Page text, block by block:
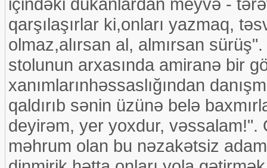
qarşılaşırlar ki,onları yazmaq,
olmaz,alırsan al, almırsan
stolunun arxasında amiranə bir
xanımlarınhəssaslığından
qaldırıb sənin üzünə belə
deyirəm, yer yoxdur, vəssalam!".
məhrum olan bu nəzakətsiz